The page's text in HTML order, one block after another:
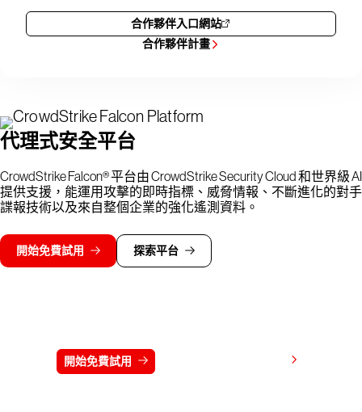
合作夥伴入口網站
合作夥伴計畫
代理式安全平台
CrowdStrike Falcon® 平台由 CrowdStrike Security Cloud 和世界級 AI
提供支援，能運用攻擊的即時指標、威脅情報、不斷進化的對手
諜報技術以及來自整個企業的強化遙測資料。
開始免費試用 探索平台
開始免費試用